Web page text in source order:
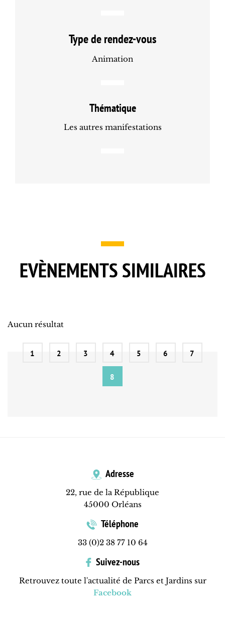
Type de rendez-vous
Animation
Thématique
Les autres manifestations
EVÈNEMENTS SIMILAIRES
Aucun résultat
1 2 3 4 5 6 7
8
Adresse
22, rue de la République
45000 Orléans
Téléphone
33 (0)2 38 77 10 64
Suivez-nous
Retrouvez toute l'actualité de Parcs et Jardins sur
Facebook